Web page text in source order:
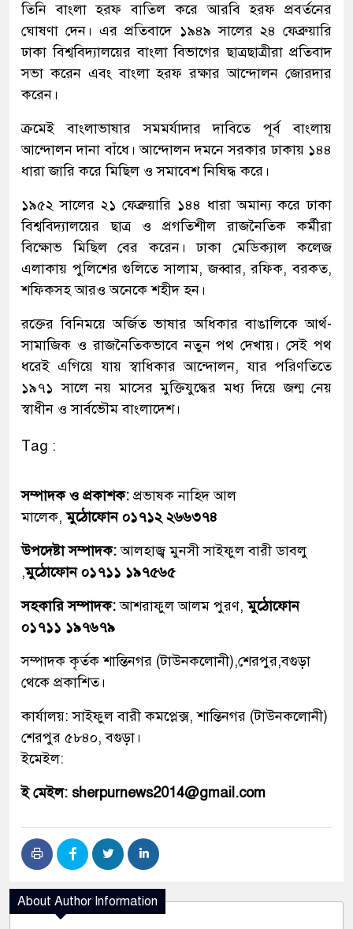
তিনি বাংলা হরফ বাতিল করে আরবি হরফ প্রবর্তনের
ঘোষণা দেন। এর প্রতিবাদে ১৯৪৯ সালের ২৪ ফেব্রুয়ারি
ঢাকা বিশ্ববিদ্যালয়ের বাংলা বিভাগের ছাত্রছাত্রীরা প্রতিবাদ
সভা করেন এবং বাংলা হরফ রক্ষার আন্দোলন জোরদার
করেন।
ক্রমেই বাংলাভাষার সমমর্যাদার দাবিতে পূর্ব বাংলায়
আন্দোলন দানা বাঁধে। আন্দোলন দমনে সরকার ঢাকায় ১৪৪
ধারা জারি করে মিছিল ও সমাবেশ নিষিদ্ধ করে।
১৯৫২ সালের ২১ ফেব্রুয়ারি ১৪৪ ধারা অমান্য করে ঢাকা
বিশ্ববিদ্যালয়ের ছাত্র ও প্রগতিশীল রাজনৈতিক কর্মীরা
বিক্ষোভ মিছিল বের করেন। ঢাকা মেডিক্যাল কলেজ
এলাকায় পুলিশের গুলিতে সালাম, জব্বার, রফিক, বরকত,
শফিকসহ আরও অনেকে শহীদ হন।
রক্তের বিনিময়ে অর্জিত ভাষার অধিকার বাঙালিকে আর্থ-
সামাজিক ও রাজনৈতিকভাবে নতুন পথ দেখায়। সেই পথ
ধরেই এগিয়ে যায় স্বাধিকার আন্দোলন, যার পরিণতিতে
১৯৭১ সালে নয় মাসের মুক্তিযুদ্ধের মধ্য দিয়ে জন্ম নেয়
স্বাধীন ও সার্বভৌম বাংলাদেশ।
Tag :
সম্পাদক ও প্রকাশক: প্রভাষক নাহিদ আল
মালেক,মুঠোফোন ০১৭১২ ২৬৬৩৭৪
উপদেষ্টা সম্পাদক:আলহাজ্ব মুনসী সাইফুল বারী ডাবলু
,মুঠোফোন ০১৭১১ ১৯৭৫৬৫
সহকারি সম্পাদক:আশরাফুল আলম পুরণ,মুঠোফোন
০১৭১১ ১৯৭৬৭৯
সম্পাদক কৃর্তক শান্তিনগর (টাউনকলোনী),শেরপুর,বগুড়া
থেকে প্রকাশিত।
কার্যালয়: সাইফুল বারী কমপ্লেক্স, শান্তিনগর (টাউনকলোনী)
শেরপুর ৫৮৪০, বগুড়া।
ইমেইল:
ই মেইল: sherpurnews2014@gmail.com
About Author Information